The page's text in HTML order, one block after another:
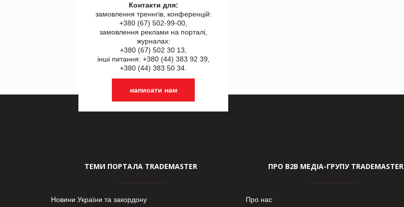
Контакти для:
замовлення треннгів, конференцій:
+380 (67) 502-99-00,
замовлення реклами на порталі,
журналах:
+380 (67) 502 30 13,
інші питання: +380 (44) 383 92 39,
+380 (44) 383 50 34.
написати нам
ТЕМИ ПОРТАЛА TRADEMASTER
Новини України та закордону
ПРО В2В МЕДІА-ГРУПУ TRADEMASTER
Про нас